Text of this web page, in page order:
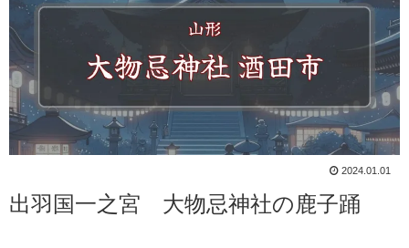
2024.01.01
出羽国一之宮 大物忌神社の鹿子踊